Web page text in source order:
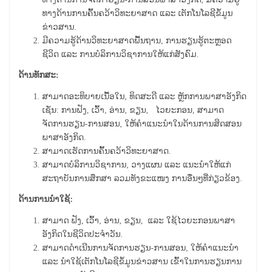
ທາງດ້ານການຄົ້້ນຄວ້າວິທະຍາສາດ ແລະ ເຕັກໂນໂລຊີຂໍ້ມູນ
ຂ່າວສານ.
ມີຄວາມຮູ້ດ້ານວິທະຍາສາດພື້ນຖານ, ການຮຽນຮູ້ຕະຫຼອດ
ຊີວິດ ແລະ ການບໍລິການວິຊາການໃຫ້ແກ່ສັງຄົມ.
ດ້ານທັກສະ:
ສາມາດອະທິບາຍເນື້ອໃນ, ທິດສະດີ ແລະ ຫຼັກການພາສາອັງກິດ
ເຊັ່ນ: ການຟັງ, ເວົ້າ, ອ່ານ, ຂຽນ, ໄວຍະກອນ, ສາມາດ
ຈັດການຮຽນ-ການສອນ, ໃຫ້ຄໍາແນະນໍາໃນດ້ານການສິດສອນ
ພາສາອັງກິດ
ສາມາດເຮັດການຄົ້້ນຄວ້າວິທະຍາສາດ.
ສາມາດບໍລິການວິຊາການ, ວາງແຜນ ແລະ ແນະນໍາໃຫ້ແກ່
ສະຖາບັນການສຶກສາ ລວມທັງຂະແໜງ ການອື່ນໆທີ່ກ່ຽວຂ້ອງ
ດ້ານການນໍາໃຊ້:
ສາມາດ ຟັງ, ເວົ້າ, ອ່ານ, ຂຽນ, ແລະ ໃຊ້ໄວຍະກອນພາສາ
ອັງກິດໃນຊີວິດປະຈໍາວັນ.
ສາມາດດໍາເນີນການຈັດການຮຽນ-ການສອນ, ໃຫ້ຄຳແນະນໍາ
ແລະ ນຳໃຊ້ເຕັກໂນໂລຊີຂໍ້ມູນຂ່າວສານ ເຂົ້າໃນການຮຽນການ